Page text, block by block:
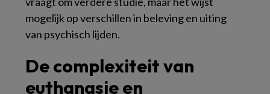
mogelijk op verschillen in beleving en uiting
van psychisch lijden.
De complexiteit van
euthanasie en